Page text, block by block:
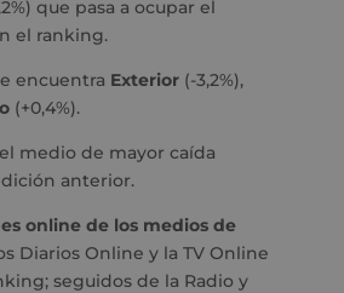
que pasa a ocupar el
el ranking.
encuentra Exterior(-3,2%),
(+0,4%).
medio de mayor caída
anterior.
online de los medios de
Diarios Online y la TV Online
seguidos de la Radio y